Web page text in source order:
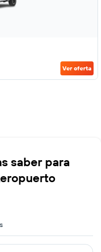
Ver oferta
saber para